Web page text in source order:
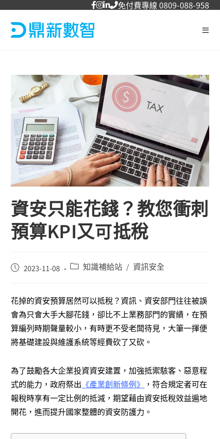
免付費專線 0809-088-958
資安只能花錢？教您衝刺
預算KPI又可抵稅
2023-11-08 知識補給站 / 資訊安全
花掉的資安預算居然可以抵稅？資訊、資安部門往往被誤
會為只會大手大腳花錢，卻比不上業務部門的實績，在預
算編列時期聲量較小，有時更不受老闆待見，大筆一揮便
將基礎建設與維護系統等經費砍了又砍。
為了鼓勵各大企業投資資安建置，加強抵禦駭客、惡意程
式的能力，政府祭出 《產業創新條例》 ，符合規定者可在
報稅時享有一定比例的抵減，期望藉由資安抵稅效益遍地
開花，進而提升國家整體的資安防護力。